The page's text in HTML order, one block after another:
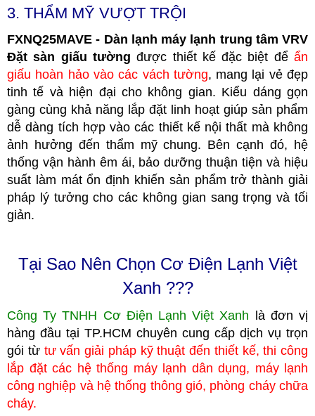
3. THẨM MỸ VƯỢT TRỘI
FXNQ25MAVE - Dàn lạnh máy lạnh trung tâm VRV
Đặt sàn giấu tường được thiết kế đặc biệt đểẩn
giấu hoàn hảo vào các vách tường, mang lại vẻ đẹp
tinh tế và hiện đại cho không gian. Kiểu dáng gọn
gàng cùng khả năng lắp đặt linh hoạt giúp sản phẩm
dễ dàng tích hợp vào các thiết kế nội thất mà không
ảnh hưởng đến thẩm mỹ chung. Bên cạnh đó, hệ
thống vận hành êm ái, bảo dưỡng thuận tiện và hiệu
suất làm mát ổn định khiến sản phẩm trở thành giải
pháp lý tưởng cho các không gian sang trọng và tối
giản.
Tại Sao Nên Chọn Cơ Điện Lạnh Việt
Xanh ???
Công Ty TNHH Cơ Điện Lạnh Việt Xanh là đơn vị
hàng đầu tại TP.HCM chuyên cung cấp dịch vụ trọn
gói từ tư vấn giải pháp kỹ thuật đến thiết kế, thi công
lắp đặt các hệ thống máy lạnh dân dụng, máy lạnh
công nghiệp và hệ thống thông gió, phòng cháy chữa
cháy.